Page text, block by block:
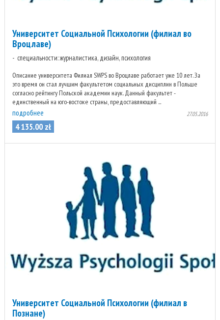
Университет Социальной Психологии (филиал во
Вроцлаве)
специальности: журналистика, дизайн, психология
Описание университета Филиал SWPS во Вроцлаве работает уже 10 лет. За
это время он стал лучшим факультетом социальных дисциплин в Польше
согласно рейтингу Польской академии наук. Данный факультет -
единственный на юго-востоке страны, предоставляющий ...
подробнее 27.05.2016
4 135.00 zł
Университет Социальной Психологии (филиал в
Познане)